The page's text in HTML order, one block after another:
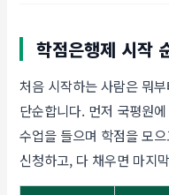
학점은행제 시작
처음 시작하는 사람은 뭐
단순합니다. 먼저 국평원
수업을 들으며 학점을 모
신청하고, 다 채우면 마지